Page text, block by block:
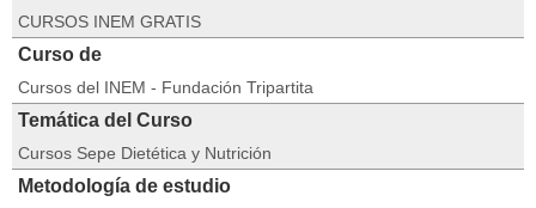
CURSOS INEM GRATIS
Curso de
Cursos del INEM - Fundación Tripartita
Temática del Curso
Cursos Sepe Dietética y Nutrición
Metodología de estudio